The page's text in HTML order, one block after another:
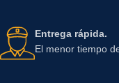
Entrega rápida.
El menor tiempo